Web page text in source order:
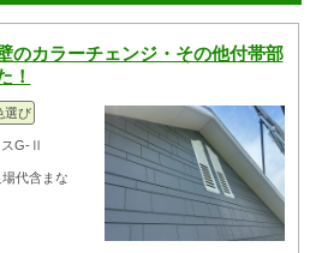
のカラーチェンジ・その他付帯部
！
選び
G-Ⅱ
代含まな